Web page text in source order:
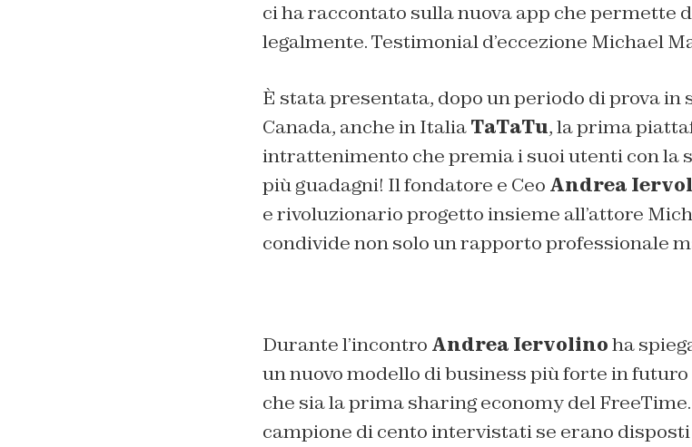
ci ha raccontato sulla nuova app che permette
legalmente. Testimonial d’eccezione Michael
È stata presentata, dopo un periodo di prova in
Canada, anche in ItaliaTaTaTu, la prima
intrattenimento che premia i suoi utenti con la
più guadagni! Il fondatore e Ceo Andrea
e rivoluzionario progetto insieme all’attore
condivide non solo un rapporto professionale
Durante l’incontro Andrea Iervolinoha
un nuovo modello di business più forte in futuro
che sia la prima sharing economy del
campione di cento intervistati se erano